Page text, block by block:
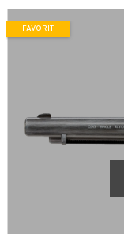
FAVORIT